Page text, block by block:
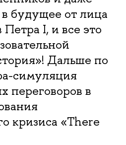
будущее от лица
I, и все это
Дальше по
симуляция
переговоров в
кризиса «There